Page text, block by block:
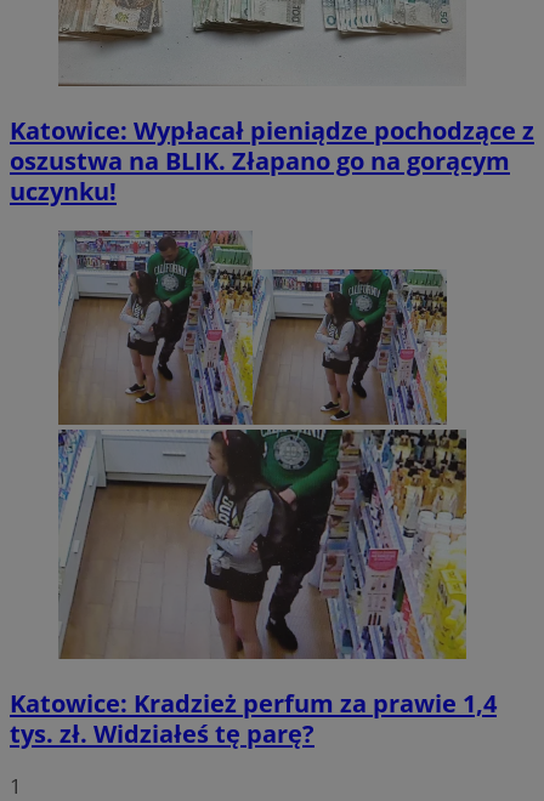
Katowice: Wypłacał pieniądze pochodzące z
oszustwa na BLIK. Złapano go na gorącym
uczynku!
Katowice: Kradzież perfum za prawie 1,4
tys. zł. Widziałeś tę parę?
1